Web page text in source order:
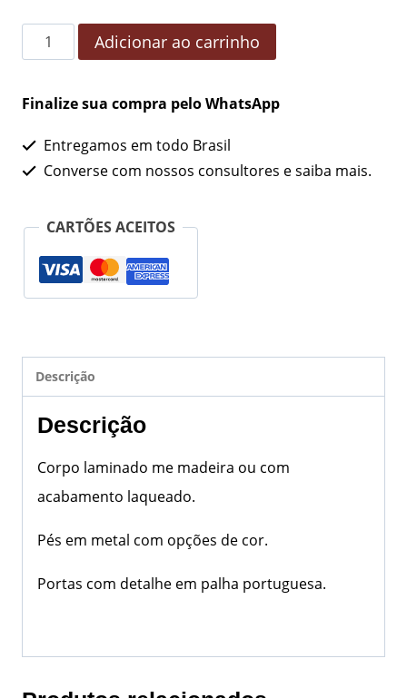
Adicionar ao carrinho
Finalize sua compra pelo WhatsApp
Entregamos em todo Brasil
Converse com nossos consultores e saiba mais.
CARTÕES ACEITOS
Descrição
Descrição
Corpo laminado me madeira ou com
acabamento laqueado.
Pés em metal com opções de cor.
Portas com detalhe em palha portuguesa.